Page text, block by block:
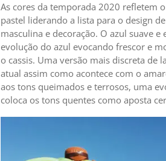
As cores da temporada 2020 refletem
pastel liderando a lista para o design
masculina e decoração. O azul suave
evolução do azul evocando frescor e
o cassis. Uma versão mais discreta de
atual assim como acontece com o
aos tons queimados e terrosos, uma
coloca os tons quentes como aposta